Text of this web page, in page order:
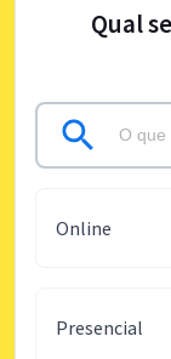
Qual
Online
Presencial